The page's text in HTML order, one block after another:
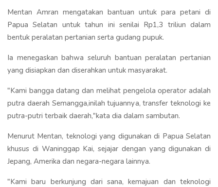
Mentan Amran mengatakan bantuan untuk para petani di
Papua Selatan untuk tahun ini senilai Rp1,3 triliun dalam
bentuk peralatan pertanian serta gudang pupuk.
Ia menegaskan bahwa seluruh bantuan peralatan pertanian
yang disiapkan dan diserahkan untuk masyarakat.
"Kami bangga datang dan melihat pengelola operator adalah
putra daerah Semangga,inilah tujuannya, transfer teknologi ke
putra-putri terbaik daerah,"kata dia dalam sambutan.
Menurut Mentan, teknologi yang digunakan di Papua Selatan
khusus di Waninggap Kai, sejajar dengan yang digunakan di
Jepang, Amerika dan negara-negara lainnya.
"Kami baru berkunjung dari sana, kemajuan dan teknologi